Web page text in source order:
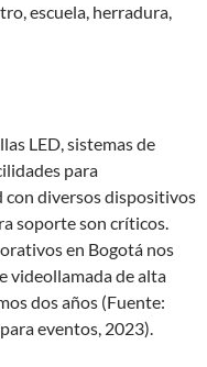
escuela, herradura,
LED, sistemas de
para
con diversos dispositivos
soporte son críticos.
en Bogotá nos
videollamada de alta
dos años (Fuente:
eventos, 2023).